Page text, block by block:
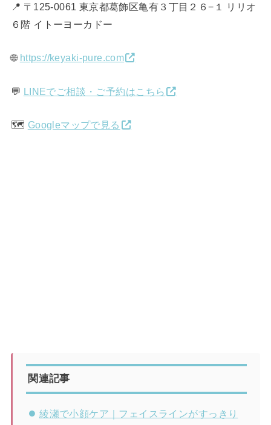
📍 〒125-0061 東京都葛飾区亀有３丁目２６−１ リリオ
６階 イトーヨーカドー
🌐 https://keyaki-pure.com
💬 LINEでご相談・ご予約はこちら
🗺️ Googleマップで見る
関連記事
綾瀬で小顔ケア｜フェイスラインがすっきり